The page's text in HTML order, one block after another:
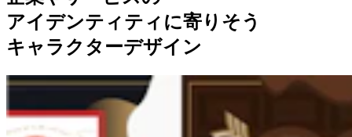
アイデンティティに寄りそう
キャラクターデザイン